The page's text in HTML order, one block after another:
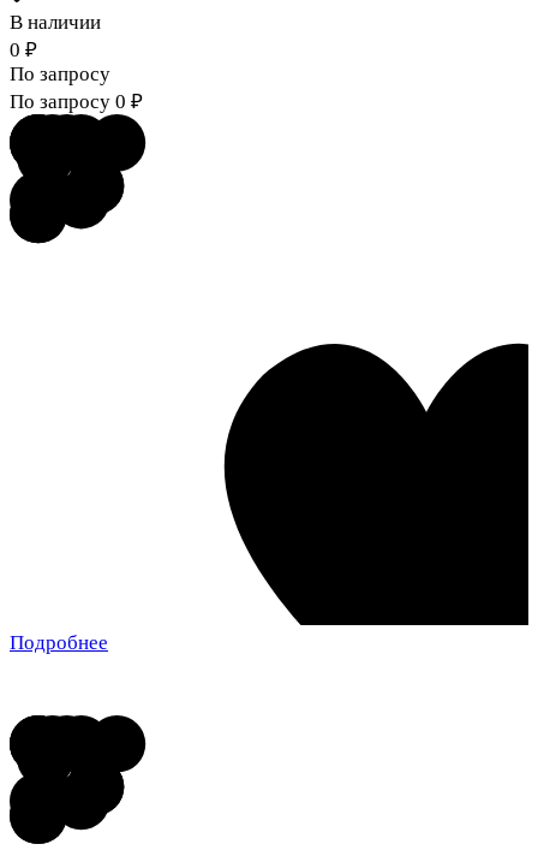
В наличии
0 ₽
По запросу
По запросу 0 ₽
Подробнее